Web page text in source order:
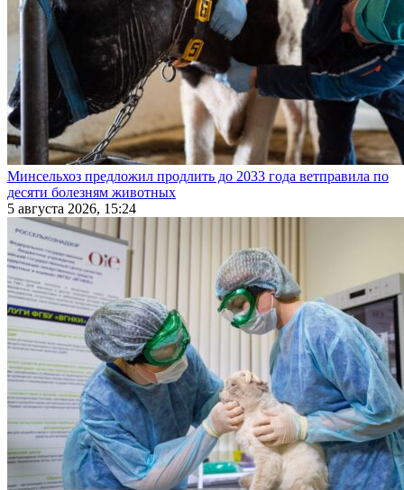
Минсельхоз предложил продлить до 2033 года ветправила по
десяти болезням животных
5 августа 2026, 15:24